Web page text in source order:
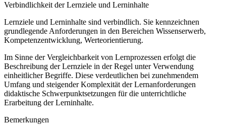
Verbindlichkeit der Lernziele und Lerninhalte
Lernziele und Lerninhalte sind verbindlich. Sie kennzeichnen
grundlegende Anforderungen in den Bereichen Wissenserwerb,
Kompetenzentwicklung, Werteorientierung.
Im Sinne der Vergleichbarkeit von Lernprozessen erfolgt die
Beschreibung der Lernziele in der Regel unter Verwendung
einheitlicher Begriffe. Diese verdeutlichen bei zunehmendem
Umfang und steigender Komplexität der Lernanforderungen
didaktische Schwerpunktsetzungen für die unterrichtliche
Erarbeitung der Lerninhalte.
Bemerkungen